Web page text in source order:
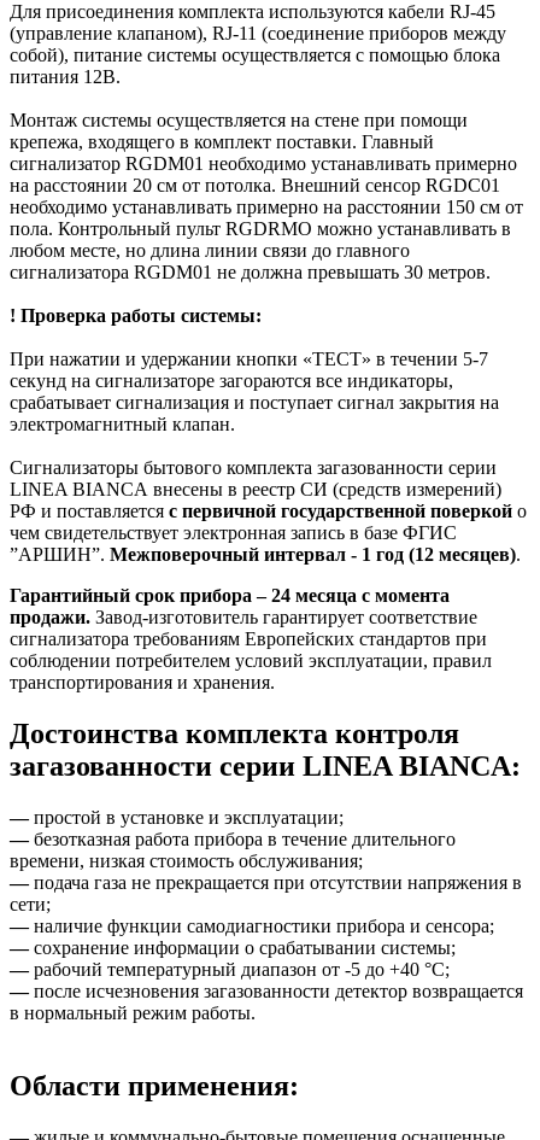
Для присоединения комплекта используются кабели RJ-45
(управление клапаном), RJ-11 (соединение приборов между
собой), питание системы осуществляется с помощью блока
питания 12В.
Монтаж системы осуществляется на стене при помощи
крепежа, входящего в комплект поставки. Главный
сигнализатор RGDM01 необходимо устанавливать примерно
на расстоянии 20 см от потолка. Внешний сенсор RGDC01
необходимо устанавливать примерно на расстоянии 150 см от
пола. Контрольный пульт RGDRMO можно устанавливать в
любом месте, но длина линии связи до главного
сигнализатора RGDM01 не должна превышать 30 метров.
! Проверка работы системы:
При нажатии и удержании кнопки «ТЕСТ» в течении 5-7
секунд на сигнализаторе загораются все индикаторы,
срабатывает сигнализация и поступает сигнал закрытия на
электромагнитный клапан.
Сигнализаторы бытового комплекта загазованности серии
LINEA BIANCA внесены в реестр СИ (средств измерений)
РФ и поставляется с первичной государственной поверкой о
чем свидетельствует электронная запись в базе ФГИС
”АРШИН”. Межповерочный интервал - 1 год (12 месяцев).
Гарантийный срок прибора – 24 месяца с момента
продажи. Завод-изготовитель гарантирует соответствие
сигнализатора требованиям Европейских стандартов при
соблюдении потребителем условий эксплуатации, правил
транспортирования и хранения.
Достоинства комплекта контроля
загазованности серии LINEA BIANCA:
—простой в установке и эксплуатации;
—безотказная работа прибора в течение длительного
времени, низкая стоимость обслуживания;
—подача газа не прекращается при отсутствии напряжения в
сети;
—наличие функции самодиагностики прибора и сенсора;
—сохранение информации о срабатывании системы;
—рабочий температурный диапазон от -5 до +40 °C;
—после исчезновения загазованности детектор возвращается
в нормальный режим работы.
Области применения: